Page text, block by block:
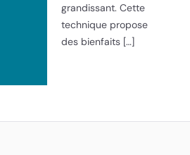
grandissant. Cette
technique propose
des bienfaits […]